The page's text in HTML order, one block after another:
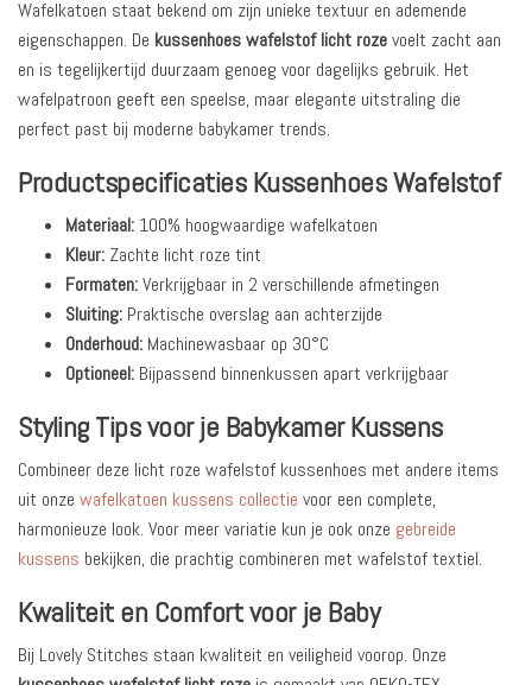
Wafelkatoen staat bekend om zijn unieke textuur en ademende
eigenschappen. De kussenhoes wafelstof licht rozevoelt zacht aan
en is tegelijkertijd duurzaam genoeg voor dagelijks gebruik. Het
wafelpatroon geeft een speelse, maar elegante uitstraling die
perfect past bij moderne babykamer trends.
Productspecificaties Kussenhoes Wafelstof
Materiaal: 100% hoogwaardige wafelkatoen
Kleur: Zachte licht roze tint
Formaten:Verkrijgbaar in 2 verschillende afmetingen
Sluiting: Praktische overslag aan achterzijde
Onderhoud: Machinewasbaar op 30°C
Optioneel: Bijpassend binnenkussen apart verkrijgbaar
Styling Tips voor je Babykamer Kussens
Combineer deze licht roze wafelstof kussenhoes met andere items
uit onze wafelkatoen kussens collectie voor een complete,
harmonieuze look. Voor meer variatie kun je ook onze gebreide
kussens bekijken, die prachtig combineren met wafelstof textiel.
Kwaliteit en Comfort voor je Baby
Bij Lovely Stitches staan kwaliteit en veiligheid voorop. Onze